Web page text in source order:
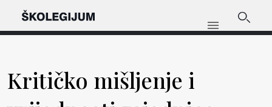
Kritičko mišljenje i